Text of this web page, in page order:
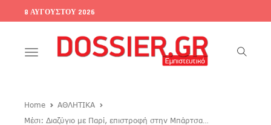
8 ΑΥΓΟΎΣΤΟΥ 2026
Toggle
Home
ΑΘΛΗΤΙΚΑ
Μέσι: Διαζύγιο με Παρί, επιστροφή στην Μπάρτσα…